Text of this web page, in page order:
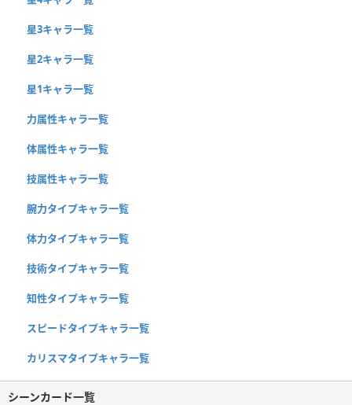
星3キャラ一覧
星2キャラ一覧
星1キャラ一覧
力属性キャラ一覧
体属性キャラ一覧
技属性キャラ一覧
腕力タイプキャラ一覧
体力タイプキャラ一覧
技術タイプキャラ一覧
知性タイプキャラ一覧
スピードタイプキャラ一覧
カリスマタイプキャラ一覧
シーンカード一覧